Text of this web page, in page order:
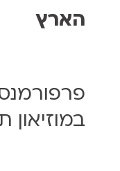
5
2
5
הארץ